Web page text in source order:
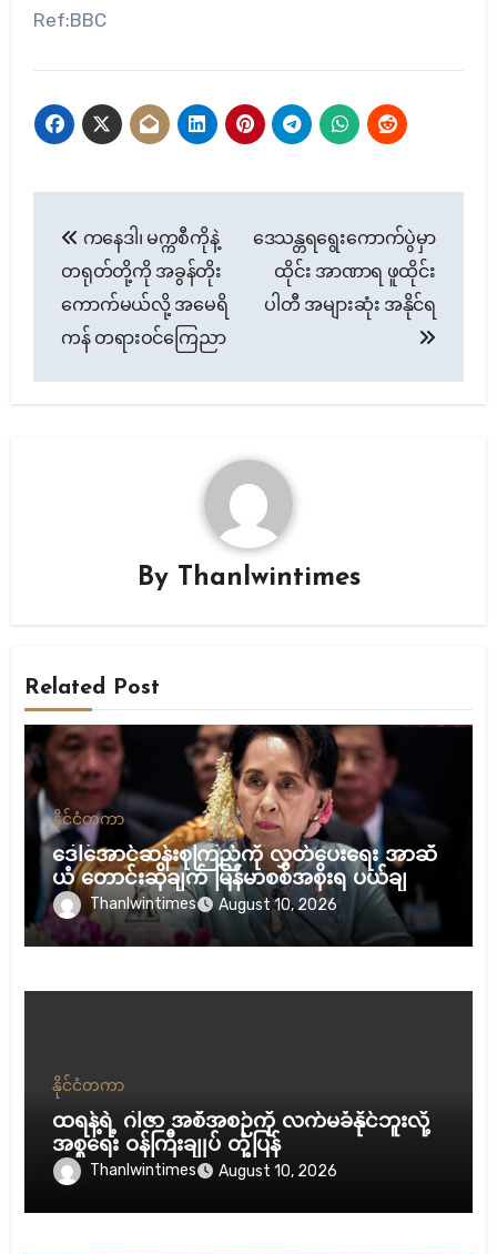
Ref:BBC
navigation
ကနေဒါ၊ မက္ကစီကိုနဲ့
တရုတ်တို့ကို အခွန်တိုး
ကောက်မယ်လို့ အမေရိ
ကန် တရားဝင်ကြေညာ
ဒေသန္တရရွေးကောက်ပွဲမှာ
ထိုင်း အာဏာရ ဖူထိုင်း
ပါတီ အများဆုံး အနိုင်ရ
By Thanlwintimes
Related Post
နိုင်ငံတကာ
ဒေါ်အောင်ဆန်းစုကြည်ကို လွှတ်ပေးရေး အာဆီ
ယံ တောင်းဆိုချက် မြန်မာစစ်အစိုးရ ပယ်ချ
Thanlwintimes August 10, 2026
နိုင်ငံတကာ
ထရန့်ရဲ့ ဂါဇာ အစီအစဉ်ကို လက်မခံနိုင်ဘူးလို့
အစ္စရေး ဝန်ကြီးချုပ် တုံ့ပြန်
Thanlwintimes August 10, 2026